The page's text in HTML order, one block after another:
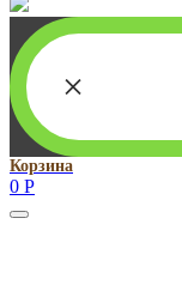
×
Корзина
0 Р